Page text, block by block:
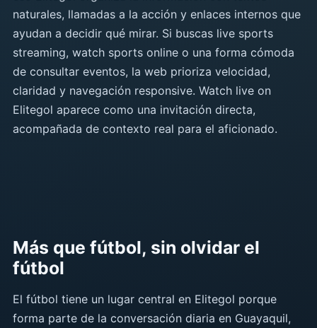
naturales, llamadas a la acción y enlaces internos que
ayudan a decidir qué mirar. Si buscas live sports
streaming, watch sports online o una forma cómoda
de consultar eventos, la web prioriza velocidad,
claridad y navegación responsive. Watch live on
Elitegol aparece como una invitación directa,
acompañada de contexto real para el aficionado.
Más que fútbol, sin olvidar el
fútbol
El fútbol tiene un lugar central en Elitegol porque
forma parte de la conversación diaria en Guayaquil,